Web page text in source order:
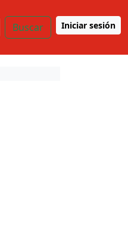
Buscar Iniciar sesión